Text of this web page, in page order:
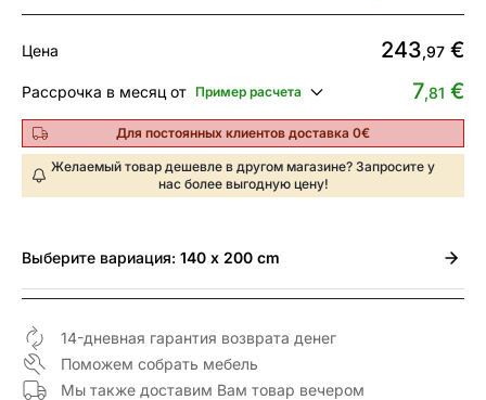
Цена 243,97 €
Рассрочка в месяц от Пример расчета 7,81 €
Для постоянных клиентов доставка 0€
Желаемый товар дешевле в другом магазине? Запросите у
нас более выгодную цену!
Выберите вариация: 140 x 200 cm
14-дневная гарантия возврата денег
Поможем собрать мебель
Мы также доставим Вам товар вечером